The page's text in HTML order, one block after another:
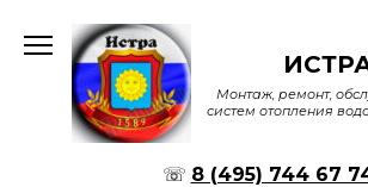
содержанию
Монтаж, ремонт,
систем отопления
☏ 8 (495) 744 67